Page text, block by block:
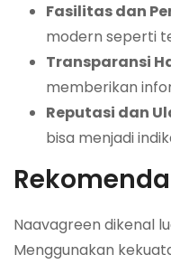
Fasilitas dan
modern seperti
Transparansi
memberikan
Reputasi dan
bisa menjadi
Naavagreen dikenal
Menggunakan